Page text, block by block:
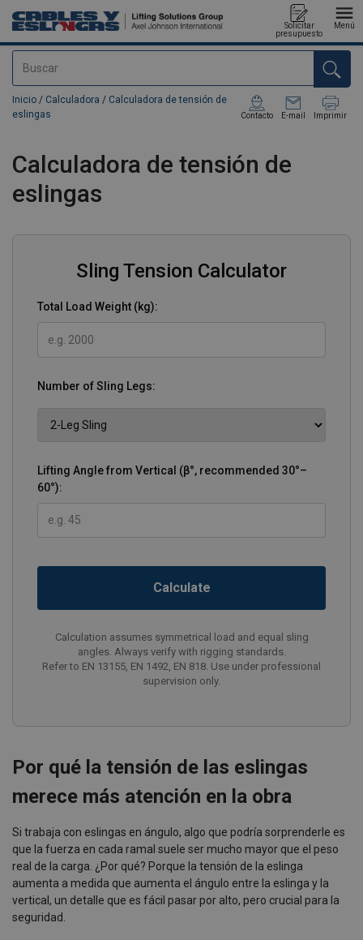
Buscar
Solicitar
presupuesto
Menú
Agregado a su presupuesto
Inicio / Calculadora / Calculadora de tensión de
eslingas
Contacto E-mail Imprimir
Calculadora de tensión de
eslingas
Sling Tension Calculator
Total Load Weight (kg):
Number of Sling Legs:
Lifting Angle from Vertical (β°, recommended 30°–
60°):
Calculate
Calculation assumes symmetrical load and equal sling
angles. Always verify with rigging standards.
Refer to EN 13155, EN 1492, EN 818. Use under professional
supervision only.
Por qué la tensión de las eslingas
merece más atención en la obra
Si trabaja con eslingas en ángulo, algo que podría sorprenderle es
que la fuerza en cada ramal suele ser mucho mayor que el peso
real de la carga. ¿Por qué? Porque la tensión de la eslinga
aumenta a medida que aumenta el ángulo entre la eslinga y la
vertical, un detalle que es fácil pasar por alto, pero crucial para la
seguridad.